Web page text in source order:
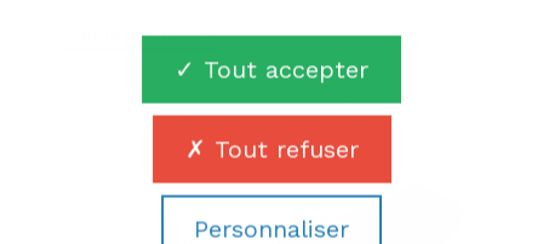
Tout accepter
Tout refuser
Personnaliser
Voir le produit